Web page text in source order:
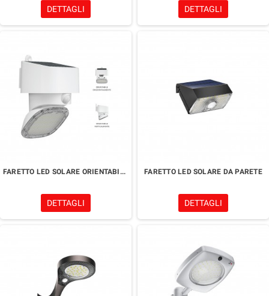
DETTAGLI DETTAGLI
FARETTO LED SOLARE ORIENTABILE
DETTAGLI
FARETTO LED SOLARE DA PARETE
DETTAGLI